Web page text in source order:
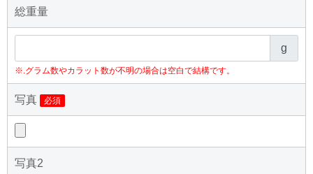
総重量
g
※.グラム数やカラット数が不明の場合は空白で結構です。
写真 必須
写真2